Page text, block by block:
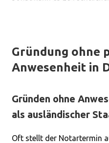
Gründung ohne
Anwesenheit in
Gründen ohne
als ausländischer
Oft stellt der Notartermin